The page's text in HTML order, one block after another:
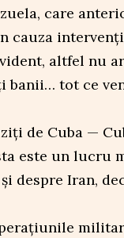
care
cauza
altfel nu
tot ce
de Cuba —
este un lucru
despre Iran,